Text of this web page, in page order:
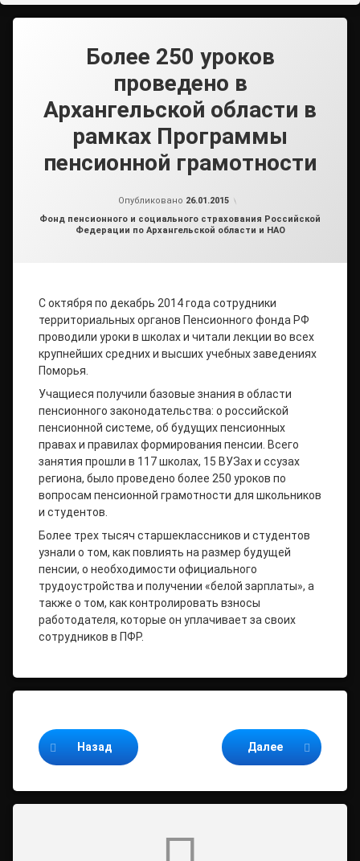
Более 250 уроков
проведено в
Архангельской области в
рамках Программы
пенсионной грамотности
Опубликовано 26.01.2015
Рубрики:
Фонд пенсионного и социального страхования Российской
Федерации по Архангельской области и НАО
С октября по декабрь 2014 года сотрудники
территориальных органов Пенсионного фонда РФ
проводили уроки в школах и читали лекции во всех
крупнейших средних и высших учебных заведениях
Поморья.
Учащиеся получили базовые знания в области
пенсионного законодательства: о российской
пенсионной системе, об будущих пенсионных
правах и правилах формирования пенсии. Всего
занятия прошли в 117 школах, 15 ВУЗах и ссузах
региона, было проведено более 250 уроков по
вопросам пенсионной грамотности для школьников
и студентов.
Более трех тысяч старшеклассников и студентов
узнали о том, как повлиять на размер будущей
пенсии, о необходимости официального
трудоустройства и получении «белой зарплаты», а
также о том, как контролировать взносы
работодателя, которые он уплачивает за своих
сотрудников в ПФР.
Назад Далее